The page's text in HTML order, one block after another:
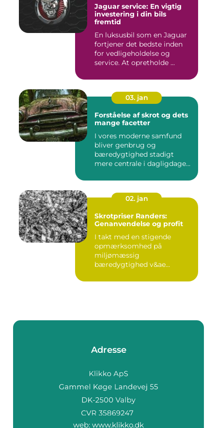
Jaguar service: En vigtig
investering i din bils
fremtid
En luksusbil som en Jaguar
fortjener det bedste inden
for vedligeholdelse og
service. At opretholde ...
03. jan
Forståelse af skrot og dets
mange facetter
I vores moderne samfund
bliver genbrug og
bæredygtighed stadigt
mere centrale i dagligdagen.
02. jan
Skrotpriser Randers:
Genanvendelse og profit
I takt med en stigende
opmærksomhed på
miljømæssig
bæredygtighed v&ae...
Adresse
web: www.klikko.dk